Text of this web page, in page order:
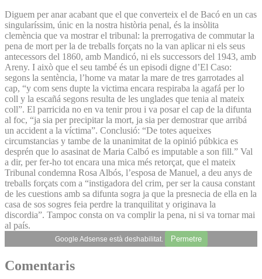
Diguem per anar acabant que el que converteix el de Bacó en un cas
singularíssim, únic en la nostra història penal, és la insòlita
clemència que va mostrar el tribunal: la prerrogativa de commutar la
pena de mort per la de treballs forçats no la van aplicar ni els seus
antecessors del 1860, amb Mandicó, ni els successors del 1943, amb
Areny. I això que el seu també és un episodi digne d’El Caso:
segons la sentència, l’home va matar la mare de tres garrotades al
cap, “y com sens dupte la victima encara respiraba la agafá per lo
coll y la escañá segons resulta de les unglades que tenia al mateix
coll”. El parricida no en va tenir prou i va posar el cap de la difunta
al foc, “ja sia per precipitar la mort, ja sia per demostrar que arribá
un accident a la víctima”. Conclusió: “De totes aqueixes
circumstancias y tambe de la unanimitat de la opinió púbkica es
desprén que lo asasinat de Maria Calbó es imputable a son fill.” Val
a dir, per fer-ho tot encara una mica més retorçat, que el mateix
Tribunal condemna Rosa Albós, l’esposa de Manuel, a deu anys de
treballs forçats com a “instigadora del crim, per ser la causa constant
de les cuestions amb sa difunta sogra ja que la presnecia de ella en la
casa de sos sogres feia perdre la tranquilitat y originava la
discordia”. Tampoc consta on va complir la pena, ni si va tornar mai
al país.
Google Adsense està deshabilitat. Permetre
Comentaris